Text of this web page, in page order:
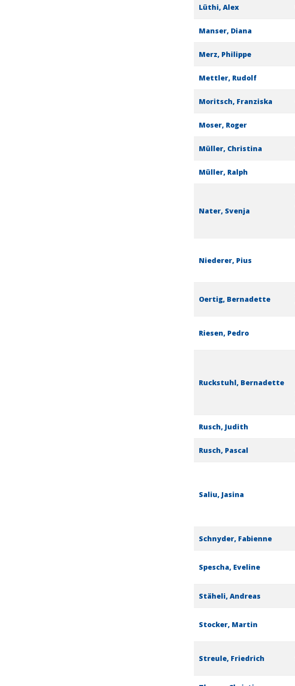
Lüthi, Alex
Manser, Diana
Merz, Philippe
Mettler, Rudolf
Moritsch, Franziska
Moser, Roger
Müller, Christina
Müller, Ralph
Nater, Svenja
Niederer, Pius
Oertig, Bernadette
Riesen, Pedro
Ruckstuhl, Bernadette
Rusch, Judith
Rusch, Pascal
Saliu, Jasina
Schnyder, Fabienne
Spescha, Eveline
Stäheli, Andreas
Stocker, Martin
Streule, Friedrich